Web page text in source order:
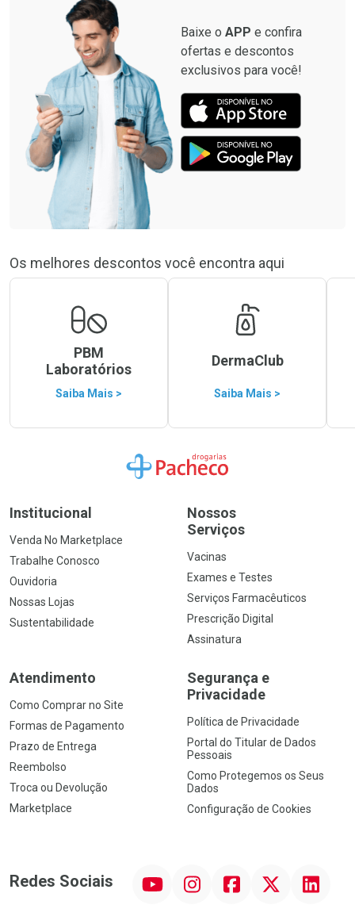
Baixe o APP e confira
ofertas e descontos
exclusivos para você!
Os melhores descontos você encontra aqui
PBM
Laboratórios
Saiba Mais >
DermaClub
Saiba Mais >
Ir para a Home
Institucional
Venda No Marketplace
Trabalhe Conosco
Ouvidoria
Nossas Lojas
Sustentabilidade
Nossos
Serviços
Vacinas
Exames e Testes
Serviços Farmacêuticos
Prescrição Digital
Assinatura
Atendimento
Como Comprar no Site
Formas de Pagamento
Prazo de Entrega
Reembolso
Troca ou Devolução
Marketplace
Segurança e
Privacidade
Política de Privacidade
Portal do Titular de Dados
Pessoais
Como Protegemos os Seus
Dados
Configuração de Cookies
Redes Sociais InstagramFacebookTwitter Linkedin